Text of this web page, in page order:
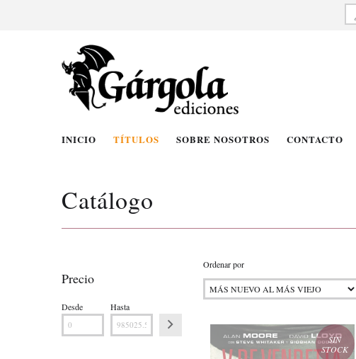
INICIO TÍTULOS SOBRE NOSOTROS CONTACTO
Catálogo
Precio
Desde Hasta
Ordenar por
SIN
STOCK